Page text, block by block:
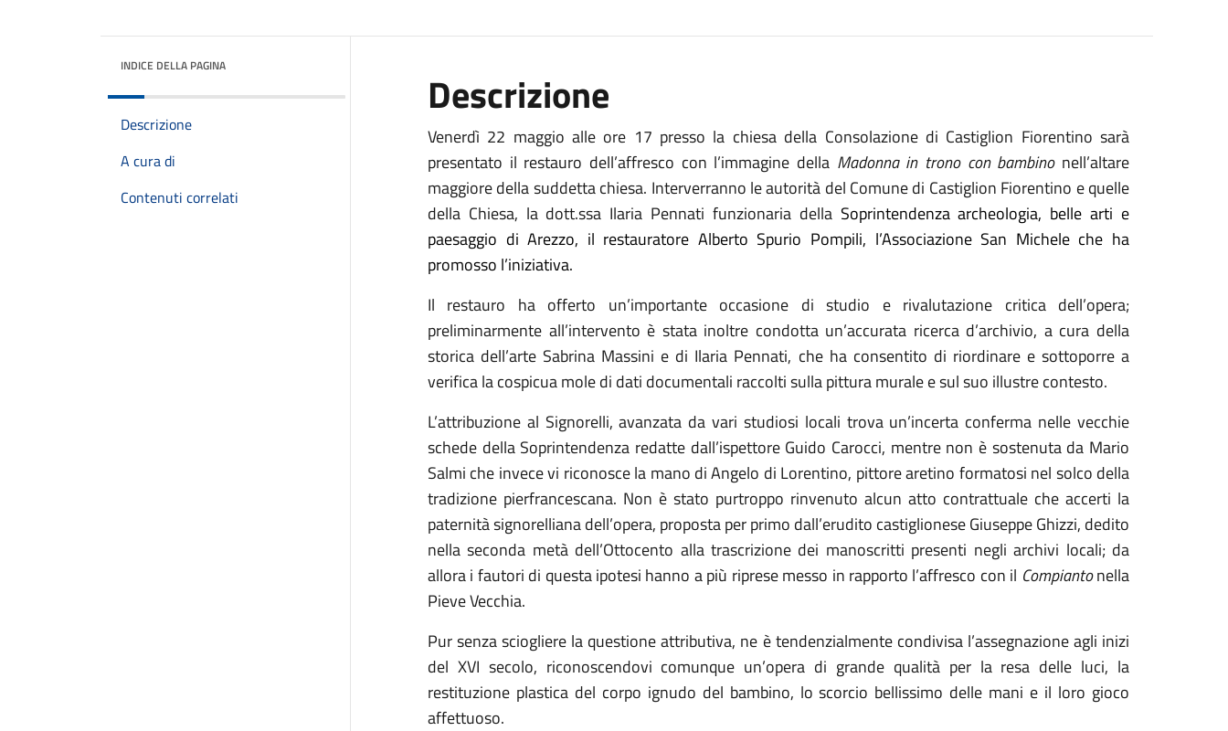
INDICE DELLA PAGINA
Descrizione
A cura di
Contenuti correlati
Descrizione
Venerdì 22 maggio alle ore 17 presso la chiesa della Consolazione di Castiglion Fiorentino sarà
presentato il restauro dell’affresco con l’immagine della Madonna in trono con bambinonell’altare
maggiore della suddetta chiesa. Interverranno le autorità del Comune di Castiglion Fiorentino e quelle
della Chiesa, la dott.ssa Ilaria Pennati funzionaria della Soprintendenza archeologia, belle arti e
paesaggio di Arezzo, il restauratore Alberto Spurio Pompili, l’Associazione San Michele che ha
promosso l’iniziativa.
Il restauro ha offerto un’importante occasione di studio e rivalutazione critica dell’opera;
preliminarmente all’intervento è stata inoltre condotta un’accurata ricerca d’archivio, a cura della
storica dell’arte Sabrina Massini e di Ilaria Pennati, che ha consentito di riordinare e sottoporre a
verifica la cospicua mole di dati documentali raccolti sulla pittura murale e sul suo illustre contesto.
L’attribuzione al Signorelli, avanzata da vari studiosi locali trova un’incerta conferma nelle vecchie
schede della Soprintendenza redatte dall’ispettore Guido Carocci, mentre non è sostenuta da Mario
Salmi che invece vi riconosce la mano di Angelo di Lorentino, pittore aretino formatosi nel solco della
tradizione pierfrancescana. Non è stato purtroppo rinvenuto alcun atto contrattuale che accerti la
paternità signorelliana dell’opera, proposta per primo dall’erudito castiglionese Giuseppe Ghizzi, dedito
nella seconda metà dell’Ottocento alla trascrizione dei manoscritti presenti negli archivi locali; da
allora i fautori di questa ipotesi hanno a più riprese messo in rapporto l’affresco con il Compiantonella
Pieve Vecchia.
Pur senza sciogliere la questione attributiva, ne è tendenzialmente condivisa l’assegnazione agli inizi
del XVI secolo, riconoscendovi comunque un’opera di grande qualità per la resa delle luci, la
restituzione plastica del corpo ignudo del bambino, lo scorcio bellissimo delle mani e il loro gioco
affettuoso.